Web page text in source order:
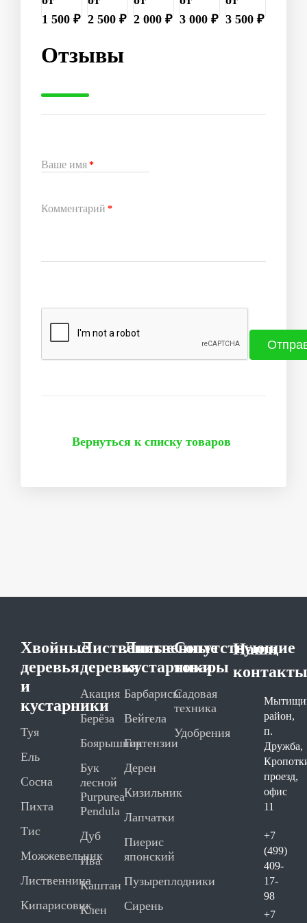
1 500 ₽ 2 500 ₽ 2 000 ₽ 3 000 ₽ 3 500 ₽
Отзывы
Ваше имя*
Комментарий *
Вернуться к списку товаров
Хвойные
деревья
и
кустарники
Туя
Ель
Сосна
Пихта
Тис
Можжевельник
Лиственница
Кипарисовик
Лиственные
деревья
Акация
Берёза
Боярышник
Бук
лесной
Purpurea
Pendula
Дуб
Ива
Каштан
Клен
Лиственные
кустарники
Барбарисы
Вейгела
Гортензии
Дерен
Кизильник
Лапчатки
Пиерис
японский
Пузыреплодники
Сирень
Сопутствующие
товары
Садовая
техника
Удобрения
Наши
район,
п.
Дружба,
проезд,
офис
11
+7
(499)
409-
17-
98
+7